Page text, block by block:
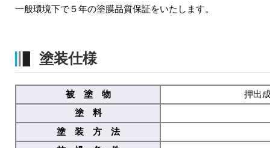
一般環境下で５年の塗膜品質保証をいたします。
塗装仕様
被 塗 物
押出
塗 料
塗 装 方 法